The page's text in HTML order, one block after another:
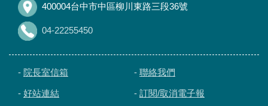
400004台中市中區柳川東路三段36號
04-22255450
- 院長室信箱 - 聯絡我們
- 好站連結 - 訂閱/取消電子報